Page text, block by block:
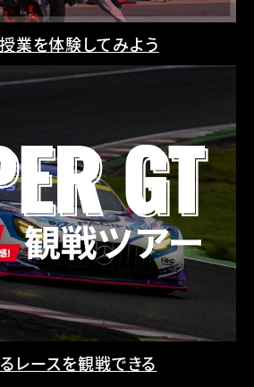
業を体験してみよう
レースを観戦できる